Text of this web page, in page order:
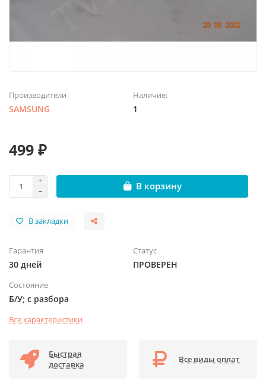
Производители
SAMSUNG
Наличие:
1
499 ₽
В корзину
В закладки
Гарантия
30 дней
Статус
ПРОВЕРЕН
Состояние
Б/У; с разбора
Все характеристики
Быстрая
доставка
Все виды оплат